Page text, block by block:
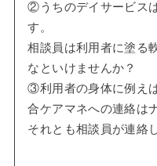
②うちのデイサービス
す。
相談員は利用者に塗る
なといけませんか？
③利用者の身体に例え
合ケアマネへの連絡は
それとも相談員が連絡